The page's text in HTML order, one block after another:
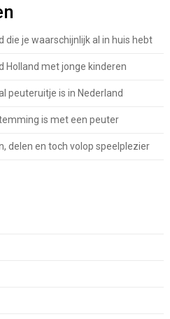
die je waarschijnlijk al in huis hebt
Holland met jonge kinderen
peuteruitje is in Nederland
is met een peuter
delen en toch volop speelplezier